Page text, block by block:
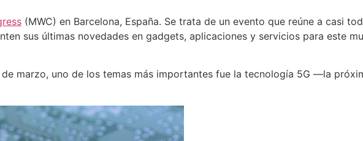
(MWC) en Barcelona, España. Se trata de un evento que reúne a casi
sus últimas novedades en gadgets, aplicaciones y servicios para este
marzo, uno de los temas más importantes fue la tecnología 5G —la